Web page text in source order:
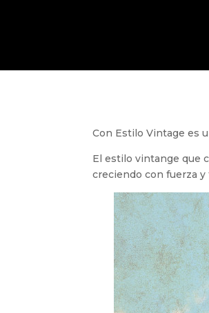
Con Estilo Vintage es
El estilo vintange que
creciendo con fuerza